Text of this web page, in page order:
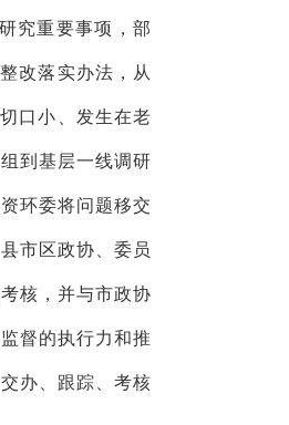
究重要事项，部
改落实办法，从
口小、发生在老
到基层一线调研
环委将问题移交
市区政协、委员
核，并与市政协
督的执行力和推
办、跟踪、考核